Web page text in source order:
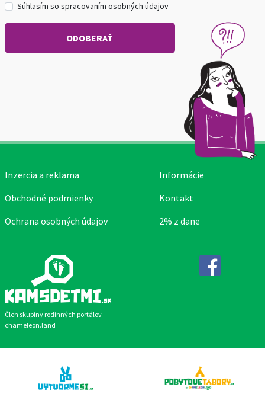
Súhlasím so spracovaním osobných údajov
Člen skupiny rodinných portálov
chameleon.land
Inzercia a reklama
Obchodné podmienky
Ochrana osobných údajov
Informácie
Kontakt
2% z dane